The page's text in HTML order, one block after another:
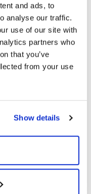
and ads, to
analyse our traffic.
use of our site with
partners who
that you’ve
from your use
Show details